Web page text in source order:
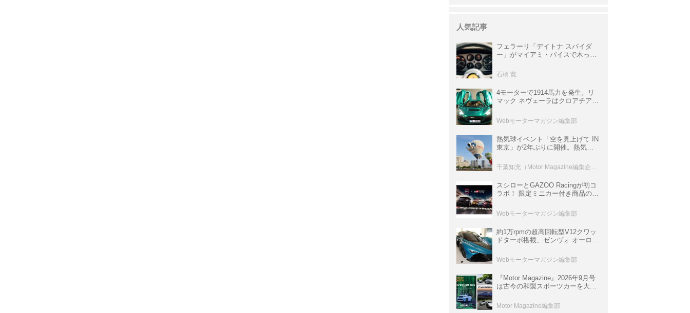
人気記事
フェラーリ「デイトナ スパイダ
ー」がマイアミ・バイスで木っ端
サ」に化けた理由
石橋 寛
4モーターで1914馬力を発生。リ
マック ネヴェーラはクロアチア発
ロニクル・完全版／115】
Webモーターマガジン編集部
熱気球イベント「空を見上げて IN
東京」が2年ぶりに開催。熱気球
室などのコンテンツも
千葉知充（Motor Magazine編集企画室）
スシローとGAZOO Racingが初コ
ラボ！ 限定ミニカー付き商品の
ト体験があたる抽選企画などを展
開
Webモーターマガジン編集部
約1万rpmの超高回転型V12クワッ
ドターボ搭載、ゼンヴォ オーロラ
イパーカー【スーパーカークロニ
クル・完全版／116】
Webモーターマガジン編集部
『Motor Magazine』2026年9月号
は古今の和製スポーツカーを大特
情報も満載
Motor Magazine編集部